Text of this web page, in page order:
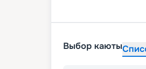
Выбор каюты